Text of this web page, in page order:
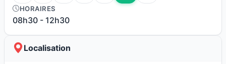
HORAIRES
08h30 - 12h30
Localisation